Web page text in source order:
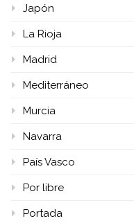
Japón
La Rioja
Madrid
Mediterráneo
Murcia
Navarra
País Vasco
Por libre
Portada